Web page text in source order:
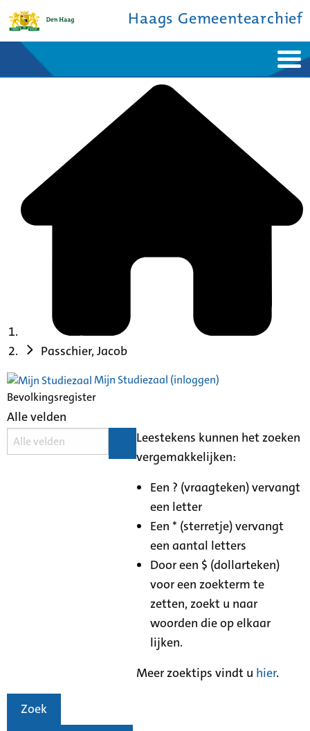
Haags Gemeentearchief
Bronnen en collecties
Passchier, Jacob
Mijn Studiezaal (inloggen)
Bevolkingsregister
Alle velden
Leestekens kunnen het zoeken
vergemakkelijken:
Een ? (vraagteken) vervangt
een letter
Een * (sterretje) vervangt
een aantal letters
Door een $ (dollarteken)
voor een zoekterm te
zetten, zoekt u naar
woorden die op elkaar
lijken.
Meer zoektips vindt u hier.
Zoek